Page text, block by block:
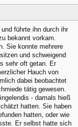
führte ihn durch ihr
bekannt vorkam.
Sie konnte mehrere
und schweigend
sehr oft getan. Er
Hauch von
dabei beobachtet
tätig gewesen.
- damals hieß
hatten. Sie haben
hatten, oder wie
Er selbst hatte sich